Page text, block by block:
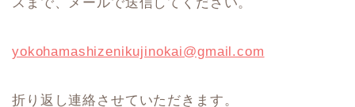
yokohamashizenikujinokai@gmail.com
折り返し連絡させていただきます。